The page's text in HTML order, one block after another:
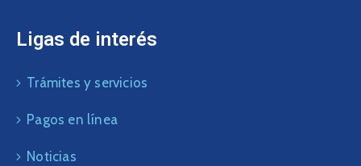
Ligas de interés
Trámites y servicios
Pagos en línea
Noticias